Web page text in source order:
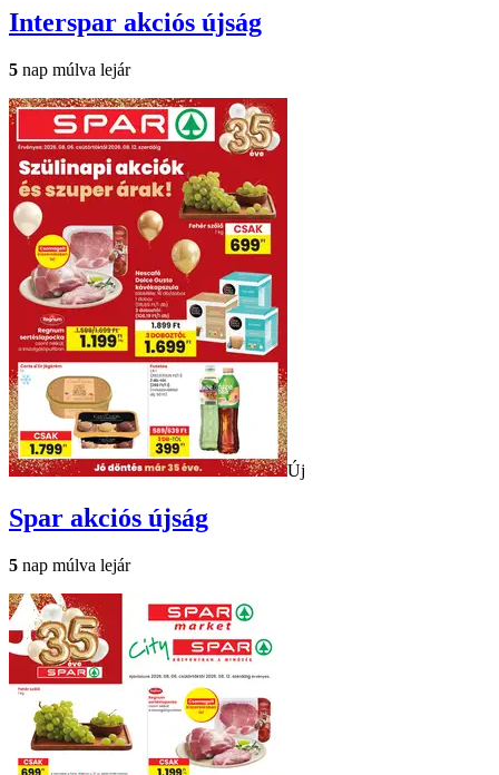
Interspar akciós újság
5 nap múlva lejár
Új
Spar akciós újság
5 nap múlva lejár